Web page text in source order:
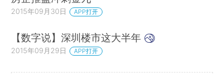
2015年09月30日 APP打开
【数字说】深圳楼市这大半年
2015年09月29日 APP打开